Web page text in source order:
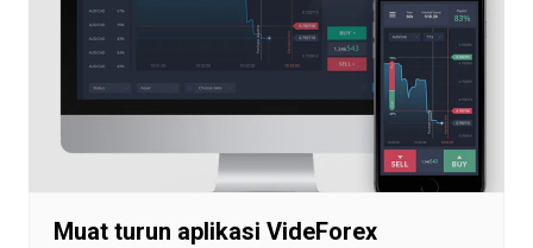
Muat turun aplikasi VideForex